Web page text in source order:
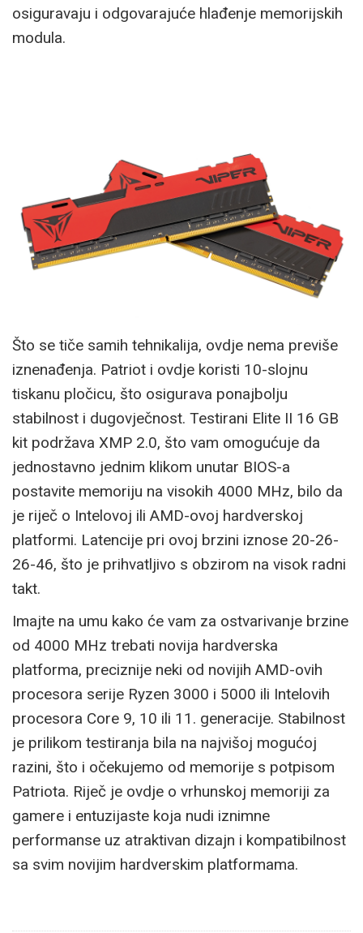
osiguravaju i odgovarajuće hlađenje memorijskih
modula.
Što se tiče samih tehnikalija, ovdje nema previše
iznenađenja. Patriot i ovdje koristi 10-slojnu
tiskanu pločicu, što osigurava ponajbolju
stabilnost i dugovječnost. Testirani Elite II 16 GB
kit podržava XMP 2.0, što vam omogućuje da
jednostavno jednim klikom unutar BIOS-a
postavite memoriju na visokih 4000 MHz, bilo da
je riječ o Intelovoj ili AMD-ovoj hardverskoj
platformi. Latencije pri ovoj brzini iznose 20-26-
26-46, što je prihvatljivo s obzirom na visok radni
takt.
Imajte na umu kako će vam za ostvarivanje brzine
od 4000 MHz trebati novija hardverska
platforma, preciznije neki od novijih AMD-ovih
procesora serije Ryzen 3000 i 5000 ili Intelovih
procesora Core 9, 10 ili 11. generacije. Stabilnost
je prilikom testiranja bila na najvišoj mogućoj
razini, što i očekujemo od memorije s potpisom
Patriota. Riječ je ovdje o vrhunskoj memoriji za
gamere i entuzijaste koja nudi iznimne
performanse uz atraktivan dizajn i kompatibilnost
sa svim novijim hardverskim platformama.